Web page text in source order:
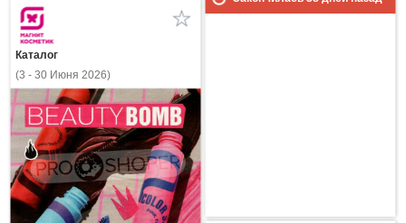
Каталог
(3 - 30 Июня 2026)